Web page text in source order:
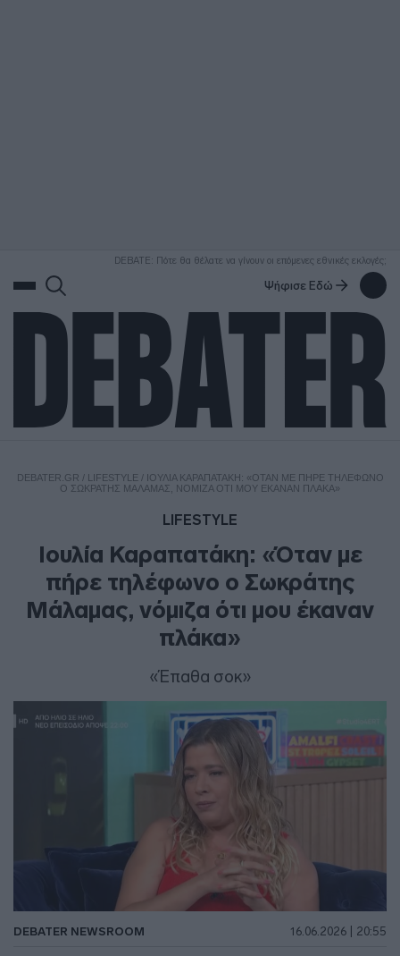
DEBATE: Πότε θα θέλατε να γίνουν οι επόμενες εθνικές εκλογές;
Ψήφισε Εδώ
DEBATER.GR / LIFESTYLE / ΙΟΥΛΊΑ ΚΑΡΑΠΑΤΆΚΗ: «ΌΤΑΝ ΜΕ ΠΉΡΕ ΤΗΛΈΦΩΝΟ
Ο ΣΩΚΡΆΤΗΣ ΜΆΛΑΜΑΣ, ΝΌΜΙΖΑ ΌΤΙ ΜΟΥ ΈΚΑΝΑΝ ΠΛΆΚΑ»
LIFESTYLE
Ιουλία Καραπατάκη: «Όταν με
πήρε τηλέφωνο ο Σωκράτης
Μάλαμας, νόμιζα ότι μου έκαναν
πλάκα»
«Έπαθα σοκ»
DEBATER NEWSROOM 16.06.2026 | 20:55